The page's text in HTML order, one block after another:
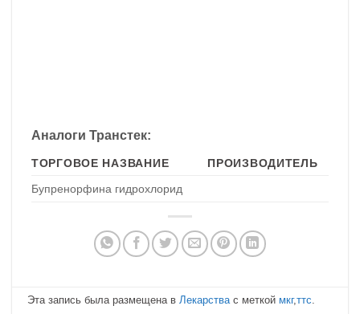
Аналоги Транстек:
ТОРГОВОЕ НАЗВАНИЕ
ПРОИЗВОДИТЕЛЬ
Бупренорфина гидрохлорид
Эта запись была размещена вЛекарствас меткой мкг,ттс.